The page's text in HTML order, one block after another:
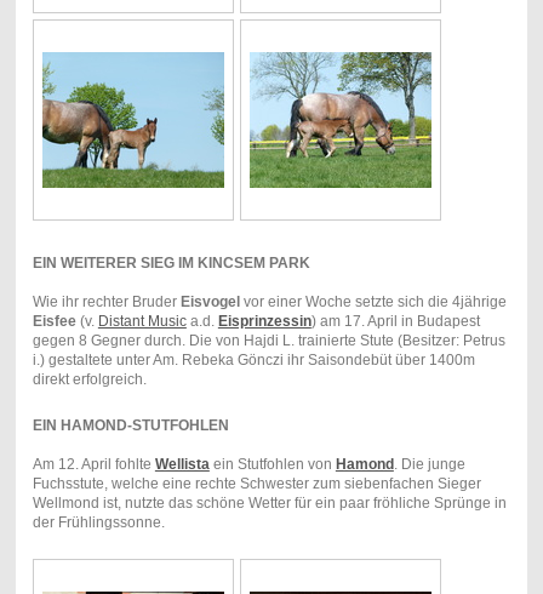
EIN WEITERER SIEG IM KINCSEM PARK
Wie ihr rechter Bruder Eisvogelvor einer Woche setzte sich die 4jährige
Eisfee(v. Distant Musica.d. Eisprinzessin) am 17. April in Budapest
gegen 8 Gegner durch. Die von Hajdi L. trainierte Stute (Besitzer: Petrus
i.) gestaltete unter Am. Rebeka Gönczi ihr Saisondebüt über 1400m
direkt erfolgreich.
EIN HAMOND-STUTFOHLEN
Am 12. April fohlte Wellista ein Stutfohlen von Hamond. Die junge
Fuchsstute, welche eine rechte Schwester zum siebenfachen Sieger
Wellmond ist, nutzte das schöne Wetter für ein paar fröhliche Sprünge in
der Frühlingssonne.